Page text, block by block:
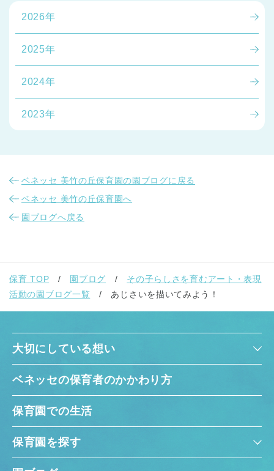
2026年
2025年
2024年
2023年
ベネッセ 美竹の丘保育園の園ブログに戻る
ベネッセ 美竹の丘保育園へ
園ブログへ戻る
保育 TOP 園ブログ
その子らしさを育むアート・表現
活動の園ブログ一覧
あじさいを描いてみよう！
大切にしている想い
ベネッセの保育者のかかわり方
保育園での生活
保育園を探す